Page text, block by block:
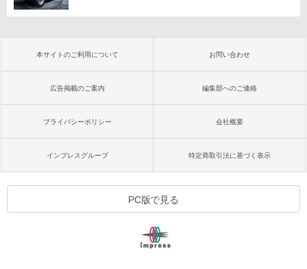
本サイトのご利用について お問い合わせ
広告掲載のご案内 編集部へのご連絡
プライバシーポリシー 会社概要
インプレスグループ 特定商取引法に基づく表示
PC版で見る